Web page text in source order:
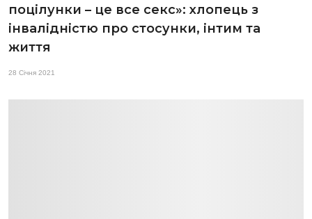
поцілунки – це все секс»: хлопець з
інвалідністю про стосунки, інтим та
життя
28 Січня 2021